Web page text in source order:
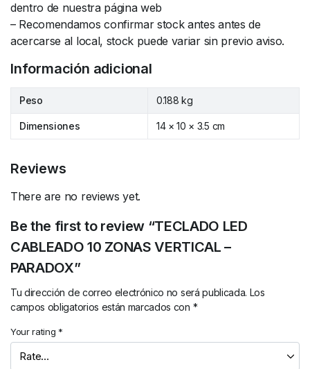
dentro de nuestra página web
– Recomendamos confirmar stock antes antes de
acercarse al local, stock puede variar sin previo aviso.
Información adicional
Peso 0.188 kg
Dimensiones 14 × 10 × 3.5 cm
Reviews
There are no reviews yet.
Be the first to review “TECLADO LED
CABLEADO 10 ZONAS VERTICAL –
PARADOX”
Tu dirección de correo electrónico no será publicada. Los
campos obligatorios están marcados con *
Your rating *